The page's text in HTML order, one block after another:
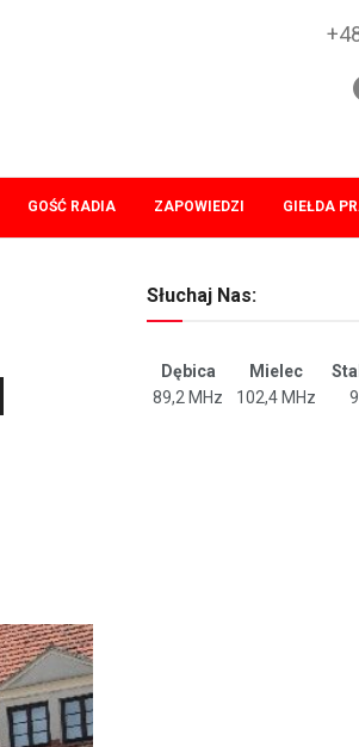
GOŚĆ RADIA ZAPOWIEDZI GIEŁDA
Słuchaj Nas:
Dębica Mielec
89,2 MHz
102,4 MHz